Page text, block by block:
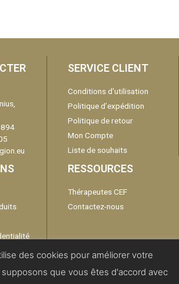
SERVICE CLIENT
Conditions d'utilisation
Politique d’expédition
Politique de retour
Mon Compte
Liste de souhaits
RESSOURCES
Thérapeutes CEF
Contactez-nous
des cookies pour améliorer votre
que vous êtes d'accord avec